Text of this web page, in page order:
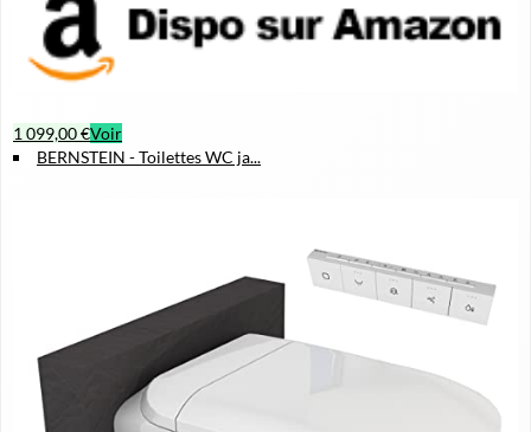
1 099,00 €Voir
BERNSTEIN - Toilettes WC ja...